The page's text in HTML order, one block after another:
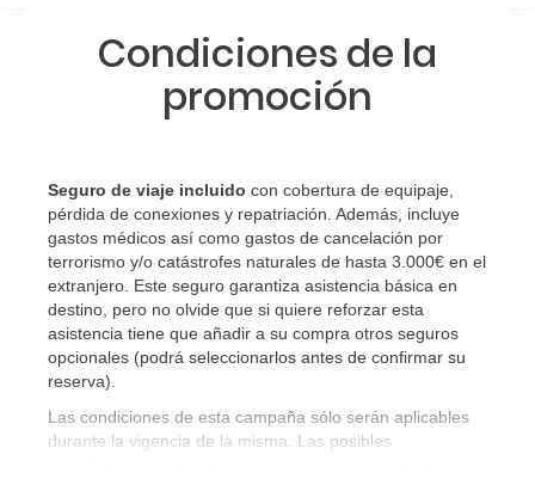
RESERVAR ¿Cómo puedo reservar un viaje de
paquete vacacional en la página web?
quedado de pendiente de confirmación ¿Cómo
sabré si se confirma el viaje?
¿Cómo sé si hay plazas disponibles en el viaje que
quiero al hacer mi solicitud de reserva?
Si tengo los traslados incluidos, ¿dónde debo
Condiciones de la
promoción
Seguro de viaje incluido con cobertura de equipaje,
pérdida de conexiones y repatriación. Además, incluye
gastos médicos así como gastos de cancelación por
terrorismo y/o catástrofes naturales de hasta 3.000€ en el
extranjero. Este seguro garantiza asistencia básica en
destino, pero no olvide que si quiere reforzar esta
asistencia tiene que añadir a su compra otros seguros
opcionales (podrá seleccionarlos antes de confirmar su
reserva)
Las condiciones de esta campaña sólo serán aplicables
durante la vigencia de la misma. Las posibles